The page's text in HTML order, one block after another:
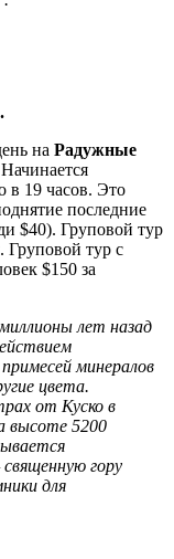
на Радужные
в 19 часов. Это
последние
$40). Груповой тур
Груповой тур c
$150 за
лет назад
минералов
цвета.
от Куско в
высоте 5200
гору
для